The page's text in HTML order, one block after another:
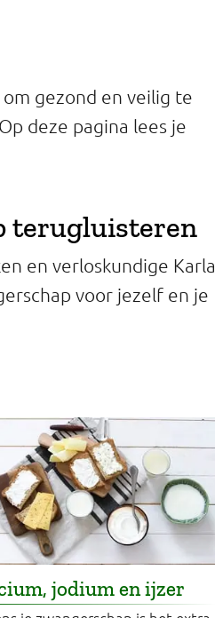
gezond en veilig te
deze pagina lees je
terugluisteren
en verloskundige Karla
voor jezelf en je
jodium en ijzer